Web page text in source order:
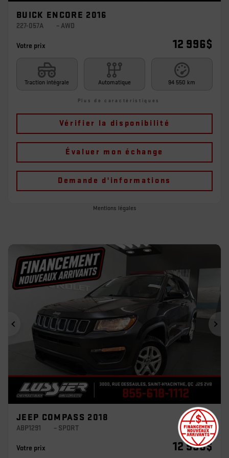
BUICK ENCORE 2016
227-057A – AWD
Votre prix 12 996$
Traction intégrale Automatique 94 550 km
Plus de caractéristiques
Vérifier la disponibilité
Évaluer mon échange
Demande d'informations
Mentions légales
Précédent
JEEP COMPASS 2018
ABP1291 – SPORT
Votre prix 12 998$